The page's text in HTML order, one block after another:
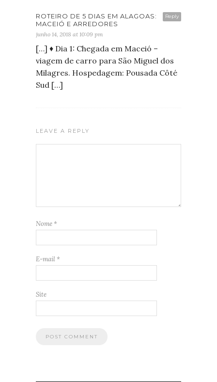
Reply
ROTEIRO DE 5 DIAS EM ALAGOAS:
MACEIÓ E ARREDORES
junho 14, 2018 at 10:09 pm
[…] ♦ Dia 1: Chegada em Maceió –
viagem de carro para São Miguel dos
Milagres. Hospedagem: Pousada Côté
Sud […]
LEAVE A REPLY
Nome *
E-mail *
Site